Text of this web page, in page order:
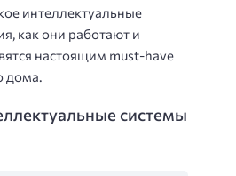
интеллектуальные
как они работают и
настоящим must-have
дома.
системы